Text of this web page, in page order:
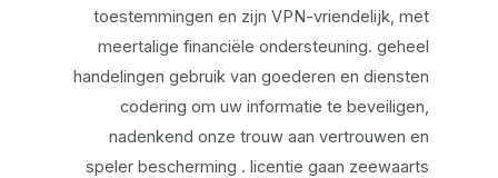
toestemmingen en zijn VPN-vriendelijk, met
meertalige financiële ondersteuning. geheel
handelingen gebruik van goederen en diensten
codering om uw informatie te beveiligen,
nadenkend onze trouw aan vertrouwen en
speler bescherming . licentie gaan zeewaarts